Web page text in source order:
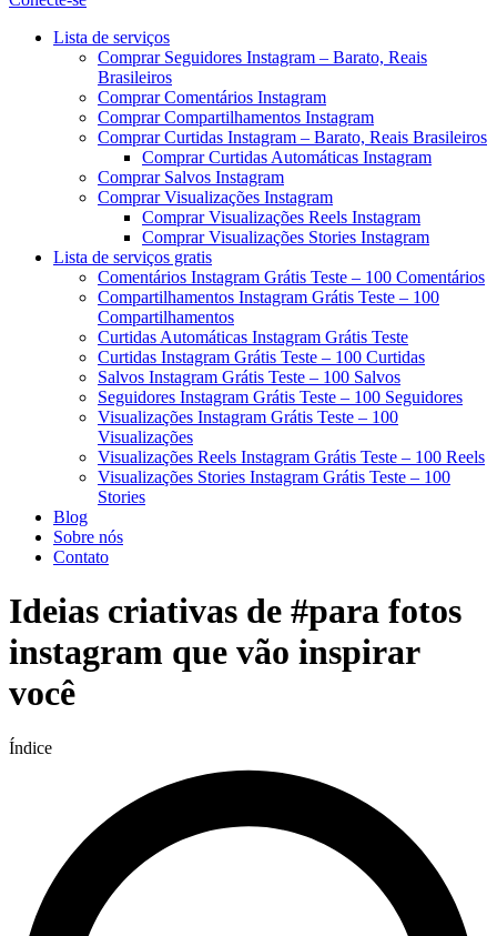
Menu
Lista de serviços
Comprar Seguidores Instagram – Barato, Reais
Brasileiros
Comprar Comentários Instagram
Comprar Compartilhamentos Instagram
Comprar Curtidas Instagram – Barato, Reais Brasileiros
Comprar Curtidas Automáticas Instagram
Comprar Salvos Instagram
Comprar Visualizações Instagram
Comprar Visualizações Reels Instagram
Comprar Visualizações Stories Instagram
Lista de serviços gratis
Comentários Instagram Grátis Teste – 100 Comentários
Compartilhamentos Instagram Grátis Teste – 100
Compartilhamentos
Curtidas Automáticas Instagram Grátis Teste
Curtidas Instagram Grátis Teste – 100 Curtidas
Salvos Instagram Grátis Teste – 100 Salvos
Seguidores Instagram Grátis Teste – 100 Seguidores
Visualizações Instagram Grátis Teste – 100
Visualizações
Visualizações Reels Instagram Grátis Teste – 100 Reels
Visualizações Stories Instagram Grátis Teste – 100
Stories
Blog
Sobre nós
Contato
Ideias criativas de #para fotos
instagram que vão inspirar
você
Índice